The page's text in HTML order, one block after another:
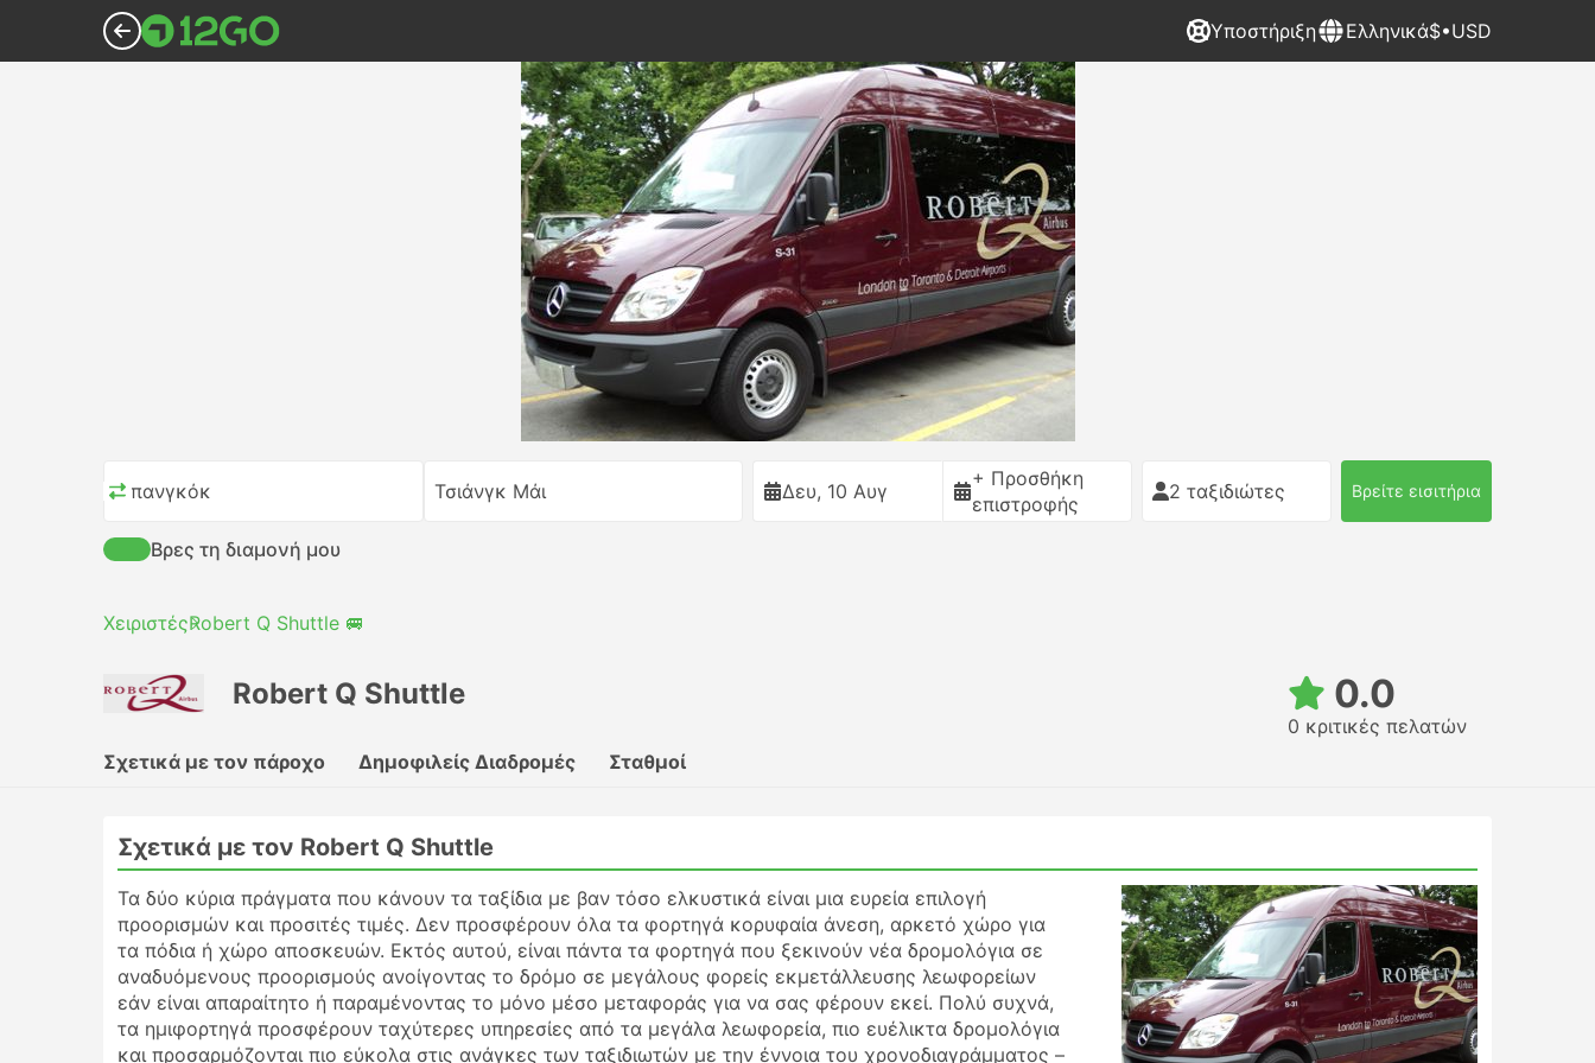
Υποστήριξη Ελληνικά$•USD
Μπανγκόκ Τσιάνγκ Μάι Δευ, 10 Αυγ
+ Προσθήκη
επιστροφής
2 ταξιδιώτες Βρείτε εισιτήρια
Βρες τη διαμονή μου
ΧειριστέςRobert Q Shuttle 🚐
Robert Q Shuttle 0.0
0 κριτικές πελατών
Σχετικά με τον πάροχο
Δημοφιλείς Διαδρομές Σταθμοί
Σχετικά με τον Robert Q Shuttle
Τα δύο κύρια πράγματα που κάνουν τα ταξίδια με βαν τόσο ελκυστικά είναι μια ευρεία επιλογή
προορισμών και προσιτές τιμές. Δεν προσφέρουν όλα τα φορτηγά κορυφαία άνεση, αρκετό χώρο για
τα πόδια ή χώρο αποσκευών. Εκτός αυτού, είναι πάντα τα φορτηγά που ξεκινούν νέα δρομολόγια σε
αναδυόμενους προορισμούς ανοίγοντας το δρόμο σε μεγάλους φορείς εκμετάλλευσης λεωφορείων
εάν είναι απαραίτητο ή παραμένοντας το μόνο μέσο μεταφοράς για να σας φέρουν εκεί. Πολύ συχνά,
τα ημιφορτηγά προσφέρουν ταχύτερες υπηρεσίες από τα μεγάλα λεωφορεία, πιο ευέλικτα δρομολόγια
και προσαρμόζονται πιο εύκολα στις ανάγκες των ταξιδιωτών με την έννοια του χρονοδιαγράμματος –